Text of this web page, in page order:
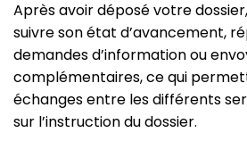
Après avoir déposé votre
suivre son état d’avancement,
demandes d’information ou
complémentaires, ce qui
échanges entre les différents
sur l’instruction du dossier.